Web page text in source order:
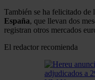
También se ha felicitado de
España, que llevan dos
registran otros mercados
El redactor recomienda